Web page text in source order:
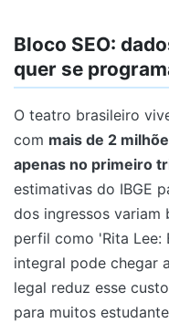
Bloco SEO:
quer se
O teatro brasileiro
com mais de 2
apenas no primeiro
estimativas do IBGE
dos ingressos variam
perfil como 'Rita Lee:
integral pode chegar a
legal reduz esse
para muitos